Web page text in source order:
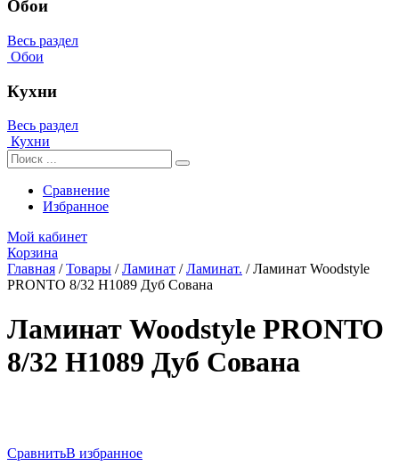
Обои
Весь раздел
Обои
Кухни
Весь раздел
Кухни
Сравнение
Избранное
Мой кабинет
Корзина
Главная /Товары /Ламинат /Ламинат. /Ламинат Woodstyle
PRONTO 8/32 H1089 Дуб Сована
Ламинат Woodstyle PRONTO
8/32 H1089 Дуб Сована
СравнитьВ избранное